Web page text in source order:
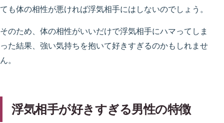
ても体の相性が悪ければ浮気相手にはしないのでしょう。
そのため、体の相性がいいだけで浮気相手にハマってしま
った結果、強い気持ちを抱いて好きすぎるのかもしれませ
ん。
浮気相手が好きすぎる男性の特徴